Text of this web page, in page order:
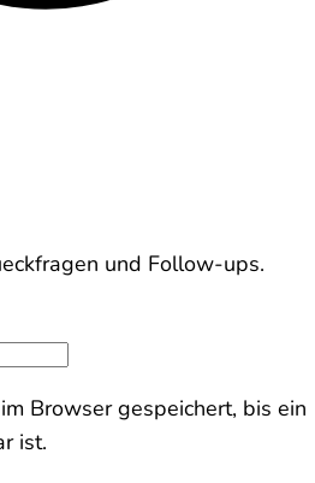
und Follow-ups.
Browser gespeichert, bis ein
ist.